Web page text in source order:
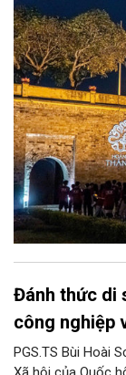
xã hội và du lịch”;
triển kinh tế di
Đánh thức di
công nghiệp
PGS.TS Bùi Hoài